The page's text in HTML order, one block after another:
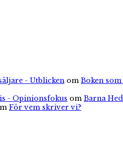
- Utblicken om Boken
- Opinionsfokus om Barna
För vem skriver vi?